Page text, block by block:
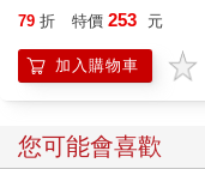
79 折 特價 253 元
加入購物車
您可能會喜歡